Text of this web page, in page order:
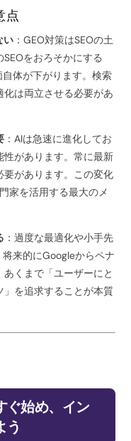
点
い：GEO対策はSEOの土
をおろそかにする
体が下がります。検索
は両立させる必要があ
：AIは急速に進化してお
性があります。常に最新
があります。この変化
家を活用する最大のメ
：過度な最適化や小手先
来的にGoogleからペナ
くまで「ユーザーにと
」を追求することが本質
ぐ始め、イン
う